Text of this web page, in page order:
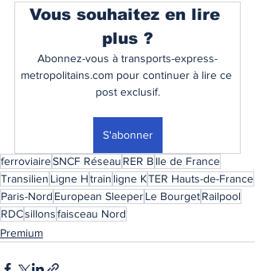
Vous souhaitez en lire
plus ?
Abonnez-vous à transports-express-
metropolitains.com pour continuer à lire ce
post exclusif.
S'abonner
ferroviaireSNCF Réseau RER B Ile de France
Transilien Ligne Htrain ligne KTER Hauts-de-France
Paris-Nord European SleeperLe BourgetRailpool
RDCsillonsfaisceau Nord
Premium